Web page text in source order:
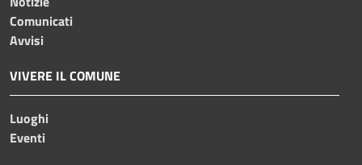
Comunicati
Avvisi
VIVERE IL COMUNE
Luoghi
Eventi